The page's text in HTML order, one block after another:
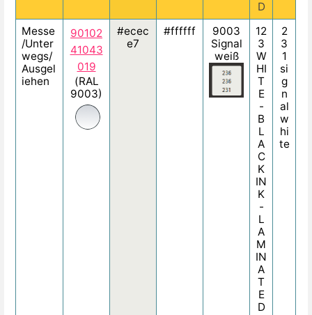
D
Messe
/Unter
wegs/
Ausgel
iehen
90102
41043
019
(RAL
9003)
#ecec
e7
#ffffff
9003
Signal
weiß
12
3
W
HI
T
E
-
B
L
A
C
K
IN
K
-
L
A
M
IN
A
T
E
D
2
3
1
si
g
n
al
w
hi
te